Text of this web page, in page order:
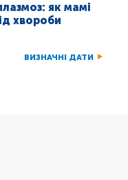
як мамі
хвороби
ВИЗНАЧНІ ДАТИ